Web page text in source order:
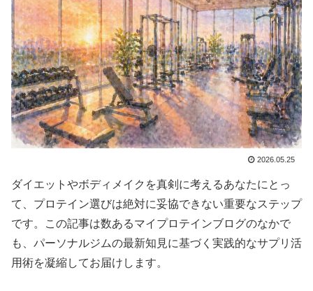
2026.05.25
ダイエットやボディメイクを真剣に考えるあなたにとっ
て、プロテイン選びは絶対に妥協できない重要なステップ
です。この記事は数あるマイプロテインブログのなかで
も、パーソナルジムの最新知見に基づく実践的なサプリ活
用術を凝縮してお届けします。